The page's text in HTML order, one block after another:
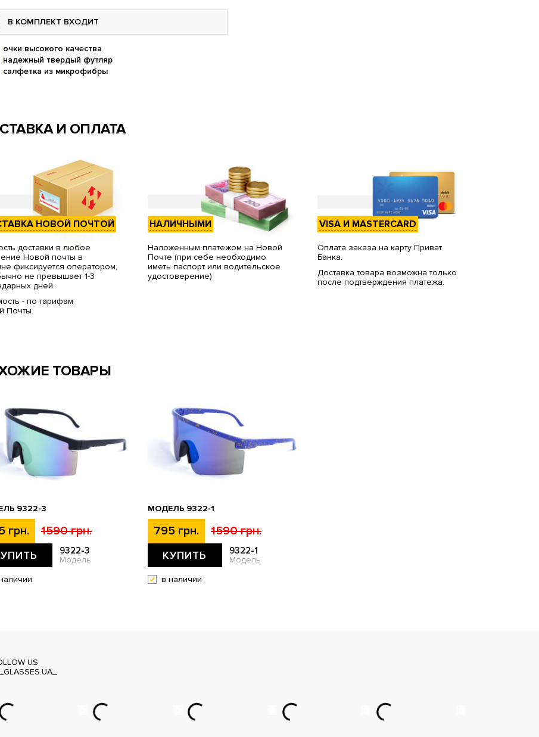
В КОМПЛЕКТ ВХОДИТ
очки высокого качества
надежный твердый футляр
салфетка из микрофибры
И ОПЛАТА
НОВОЙ ПОЧТОЙ
доставки в любое
Новой почты в
фиксируется оператором,
не превышает 1-3
дней.
- по тарифам
Почты.
НАЛИЧНЫМИ
Наложенным платежом на Новой
Почте (при себе необходимо
иметь паспорт или водительское
удостоверение)
VISA И MASTERCARD
Оплата заказа на карту Приват
Банка.
Доставка товара возможна только
после подтверждения платежа.
ТОВАРЫ
9322-3
грн. 1590 грн.
9322-3
Модель
МОДЕЛЬ 9322-1
795 грн. 1590 грн.
КУПИТЬ 9322-1
Модель
в наличии
US